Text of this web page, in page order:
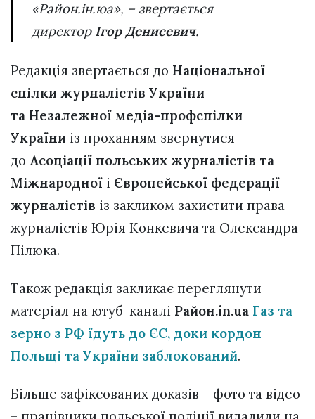
«Район.ін.юа», – звертається
директор Ігор Денисевич.
Редакція звертається до Національної
спілки журналістів України
та Незалежної медіа-профспілки
України із проханням звернутися
до Асоціації польських журналістів та
Міжнародної і Європейської федерації
журналістів із закликом захистити права
журналістів Юрія Конкевича та Олександра
Пілюка.
Також редакція закликає переглянути
матеріал на ютуб-каналі Район.in.ua Газ та
зерно з РФ їдуть до ЄС, доки кордон
Польщі та України заблокований.
Більше зафіксованих доказів – фото та відео